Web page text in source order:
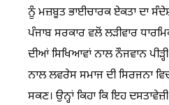
ਨੂੰ ਮਜ਼ਬੂਤ ਭਾਈਚਾਰਕ ਏਕਤਾ ਦਾ ਸੰਦੇਸ਼
ਪੰਜਾਬ ਸਰਕਾਰ ਵਲੋਂ ਲੜੀਵਾਰ
ਦੀਆਂ ਸਿਖਿਆਵਾਂ ਨਾਲ ਨੌਜਵਾਨ
ਨਾਲ ਲਵਰੇਸ ਸਮਾਜ ਦੀ ਸਿਰਜਨਾ
ਸਕਣ। ਉਨ੍ਹਾਂ ਕਿਹਾ ਕਿ ਇਹ